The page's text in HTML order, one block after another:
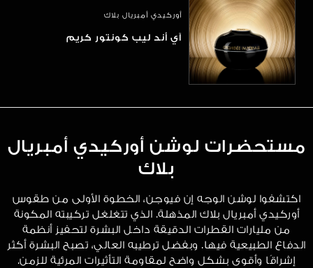
أوركيدي أمبريال بلاك
آي أند ليب كونتور كريم
مستحضرات لوشن أوركيدي أمبريال
بلاك
اكتشفوا لوشن الوجه إن فيوجن، الخطوة الأولى من طقوس
أوركيدي أمبريال بلاك المذهلة. الذي تتغلغل تركيبته المكونة
من مليارات القطرات الدقيقة داخل البشرة لتحفيز أنظمة
الدفاع الطبيعية فيها. وبفضل ترطيبه العالي، تصبح البشرة أكثر
إشراقًا وأقوى بشكل واضح لمقاومة التأثيرات المرئية للزمن.